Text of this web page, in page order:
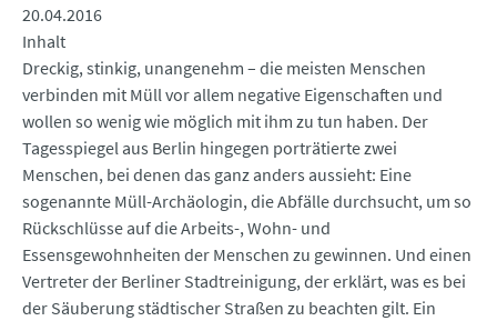
20.04.2016
Inhalt
Dreckig, stinkig, unangenehm – die meisten Menschen
verbinden mit Müll vor allem negative Eigenschaften und
wollen so wenig wie möglich mit ihm zu tun haben. Der
Tagesspiegel aus Berlin hingegen porträtierte zwei
Menschen, bei denen das ganz anders aussieht: Eine
sogenannte Müll-Archäologin, die Abfälle durchsucht, um so
Rückschlüsse auf die Arbeits-, Wohn- und
Essensgewohnheiten der Menschen zu gewinnen. Und einen
Vertreter der Berliner Stadtreinigung, der erklärt, was es bei
der Säuberung städtischer Straßen zu beachten gilt. Ein